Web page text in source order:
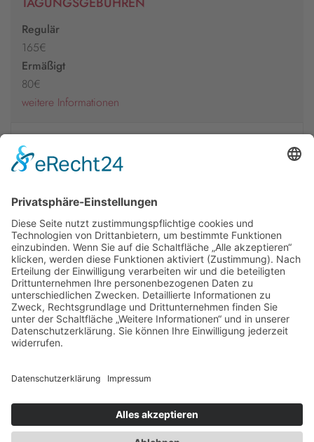
Regulär
165€
Ermäßigt
80€
weitere Informationen
Gefördert von
Newsletter
Presse
Anfahrt
Partner
Schutzkonzept
Datenschutz
Impressum